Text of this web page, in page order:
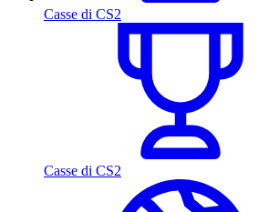
Casse di CS2
Casse di CS2